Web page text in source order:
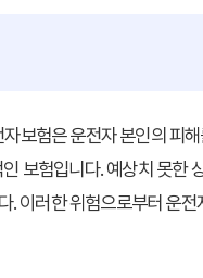
보험은 운전자 본인의 피
보험입니다. 예상치 못한
. 이러한 위험으로부터 운